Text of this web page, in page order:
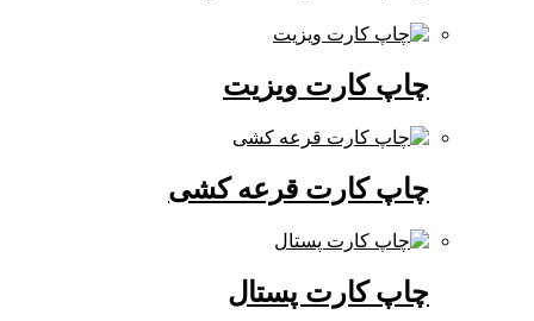
چاپ کارت ویزیت
چاپ کارت قرعه کشی
چاپ کارت پستال